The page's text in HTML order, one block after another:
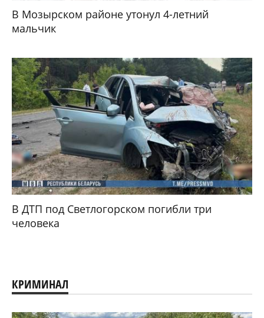
В Мозырском районе утонул 4-летний
мальчик
В ДТП под Светлогорском погибли три
человека
КРИМИНАЛ